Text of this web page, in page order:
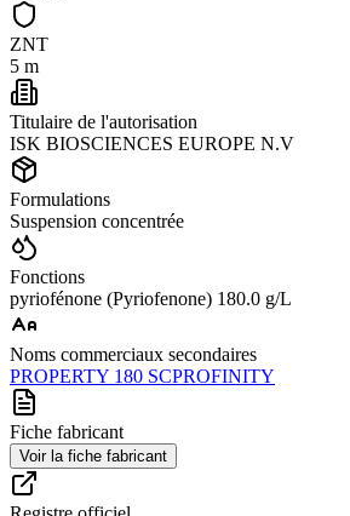
ZNT
5 m
Titulaire de l'autorisation
ISK BIOSCIENCES EUROPE N.V
Formulations
Suspension concentrée
Fonctions
pyriofénone (Pyriofenone) 180.0 g/L
Noms commerciaux secondaires
PROPERTY 180 SCPROFINITY
Fiche fabricant
Voir la fiche fabricant